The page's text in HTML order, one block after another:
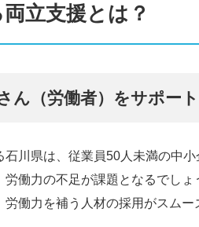
立支援とは？
ん（労働者）をサポー
石川県は、従業員50人未満の中
労働力の不足が課題となるでし
労働力を補う人材の採用がスム